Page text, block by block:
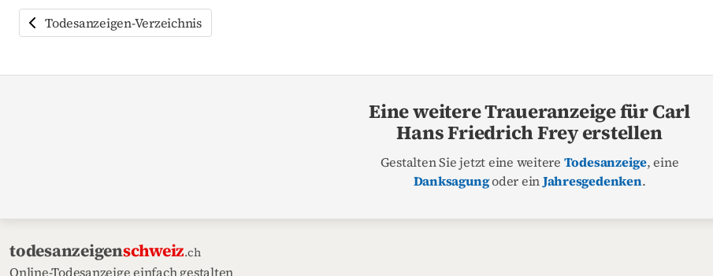
Todesanzeigen-Verzeichnis
Eine weitere Traueranzeige für Carl
Hans Friedrich Frey erstellen
Gestalten Sie jetzt eine weitere Todesanzeige, eine
Danksagungoder einJahresgedenken.
todesanzeigenschweiz.ch
Online-Todesanzeige einfach gestalten